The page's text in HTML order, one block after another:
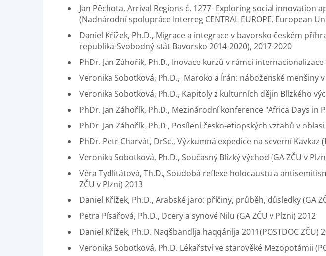
Jan Pěchota, Arrival Regions č. 1277- Exploring social
(Nadnárodní spolupráce Interreg CENTRAL EUROPE, European
Daniel Křížek, Ph.D., Migrace a integrace v bavorsko-českém
republika-Svobodný stát Bavorsko 2014-2020), 2017-2020
PhDr. Jan Záhořík, Ph.D., Inovace kurzů v rámci
Veronika Sobotková, Ph.D., Maroko a Írán: náboženské menšiny
Veronika Sobotková, Ph.D., Kapitoly z kulturních dějin Blízkého
PhDr. Jan Záhořík, Ph.D., Mezinárodní konference "Africa Days
PhDr. Jan Záhořík, Ph.D., Posílení česko-etiopských vztahů v
PhDr. Petr Charvát, DrSc., Výzkumná expedice na severní
Veronika Sobotková, Ph.D., Současný Blízký východ (GA ZČU v
Věra Tydlitátová, Th.D., Soudobá reflexe holocaustu a
ZČU v Plzni) 2013
Daniel Křížek, Ph.D., Arabské jaro: příčiny, průběh, důsledky (GA
Petra Písařová, Ph.D., Dcery a synové Nilu (GA ZČU v Plzni) 2012
Daniel Křížek, Ph.D. Naqšbandíja haqqáníja 2011(POSTDOC ZČU)
Veronika Sobotková, Ph.D. Lékařství ve starověké Mezopotámii